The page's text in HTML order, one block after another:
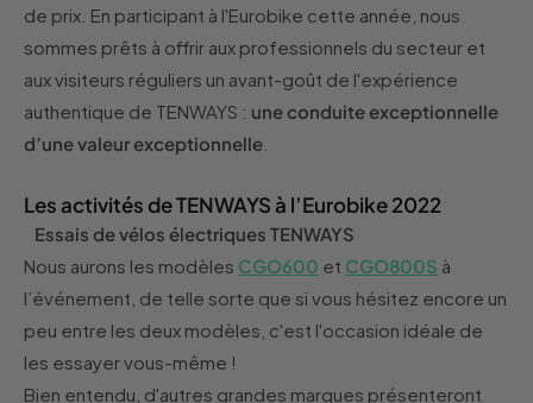
de prix. En participant à l'Eurobike cette année, nous
sommes prêts à offrir aux professionnels du secteur et
aux visiteurs réguliers un avant-goût de l'expérience
authentique de TENWAYS : une conduite exceptionnelle
d’une valeur exceptionnelle
Les activités de TENWAYS à l’Eurobike 2022
Essais de vélos électriques TENWAYS
Nous aurons les modèles CGO600 et CGO800S à
l’événement, de telle sorte que si vous hésitez encore un
peu entre les deux modèles, c'est l'occasion idéale de
les essayer vous-même !
Bien entendu, d'autres grandes marques présenteront